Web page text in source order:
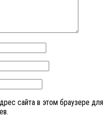
сайта в этом браузере для